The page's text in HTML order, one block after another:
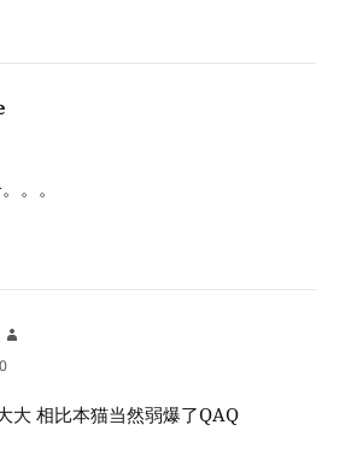
。。
大 相比本猫当然弱爆了QAQ